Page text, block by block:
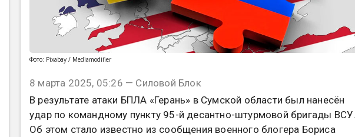
Фото: Pixabay / Mediamodifier
8 марта 2025, 05:26 — Силовой Блок
В результате атаки БПЛА «Герань» в Сумской области был нанесён
удар по командному пункту 95-й десантно-штурмовой бригады ВСУ.
Об этом стало известно из сообщения военного блогера Бориса